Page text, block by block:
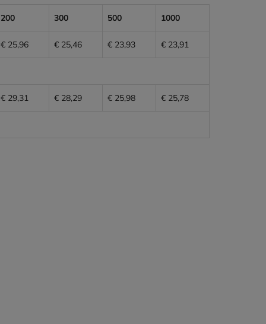
200 300 500 1000
€ 25,96 € 25,46 € 23,93 € 23,91
€ 29,31 € 28,29 € 25,98 € 25,78